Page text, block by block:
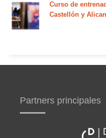
Curso de
Castellón y
Partners principales